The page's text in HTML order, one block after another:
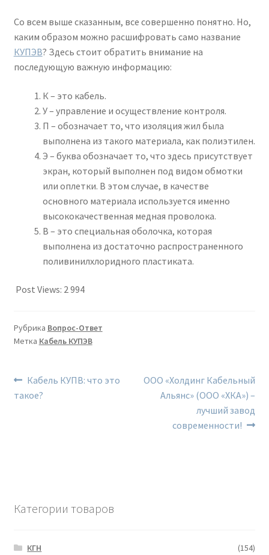
Со всем выше сказанным, все совершенно понятно. Но,
каким образом можно расшифровать само название
КУПЭВ? Здесь стоит обратить внимание на
последующую важную информацию:
К – это кабель.
У – управление и осуществление контроля.
П – обозначает то, что изоляция жил была
выполнена из такого материала, как полиэтилен.
Э – буква обозначает то, что здесь присутствует
экран, который выполнен под видом обмотки
или оплетки. В этом случае, в качестве
основного материала используется именно
высококачественная медная проволока.
В – это специальная оболочка, которая
выполнена из достаточно распространенного
поливинилхлоридного пластиката.
Post Views: 2 994
Рубрика Вопрос-Ответ
Метка Кабель КУПЭВ
Навигация
по
Предыдущий:
Кабель КУПВ: что это
такое?
Следующий:
ООО «Холдинг Кабельный
Альянс» (ООО «ХКА») –
лучший завод
современности!
Категории товаров
КГН
(154)